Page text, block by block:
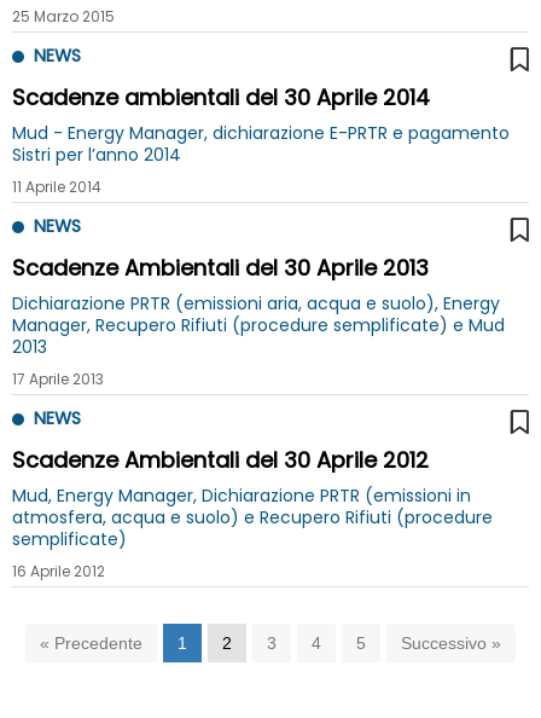
25 Marzo 2015
NEWS
Scadenze ambientali del 30 Aprile 2014
Mud - Energy Manager, dichiarazione E-PRTR e pagamento
Sistri per l’anno 2014
11 Aprile 2014
NEWS
Scadenze Ambientali del 30 Aprile 2013
Dichiarazione PRTR (emissioni aria, acqua e suolo), Energy
Manager, Recupero Rifiuti (procedure semplificate) e Mud
2013
17 Aprile 2013
NEWS
Scadenze Ambientali del 30 Aprile 2012
Mud, Energy Manager, Dichiarazione PRTR (emissioni in
atmosfera, acqua e suolo) e Recupero Rifiuti (procedure
semplificate)
16 Aprile 2012
« Precedente 1 2 3 4 5 Successivo »